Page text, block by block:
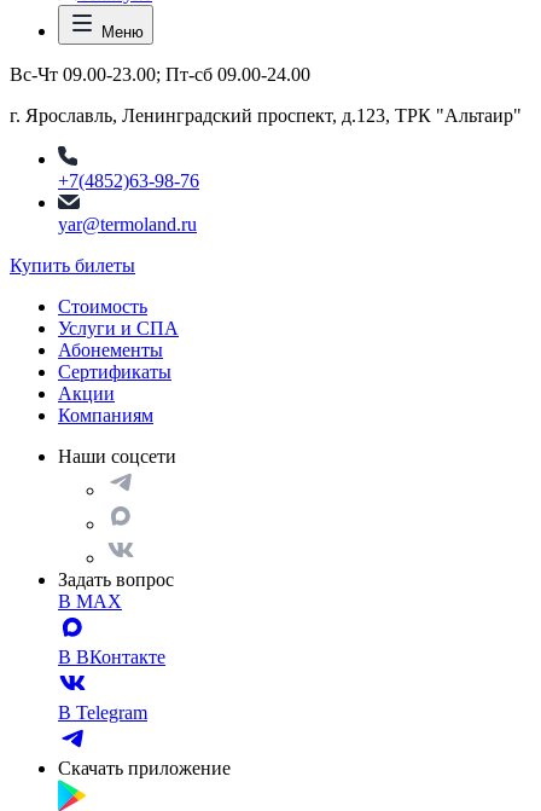
Меню
Вс-Чт 09.00-23.00; Пт-сб 09.00-24.00
г. Ярославль, Ленинградский проспект, д.123, ТРК "Альтаир"
+7(4852)63-98-76
yar@termoland.ru
Купить билеты
Стоимость
Услуги и СПА
Абонементы
Сертификаты
Акции
Компаниям
Наши соцсети
Задать вопрос
В MAX
В ВКонтакте
В Telegram
Скачать приложение